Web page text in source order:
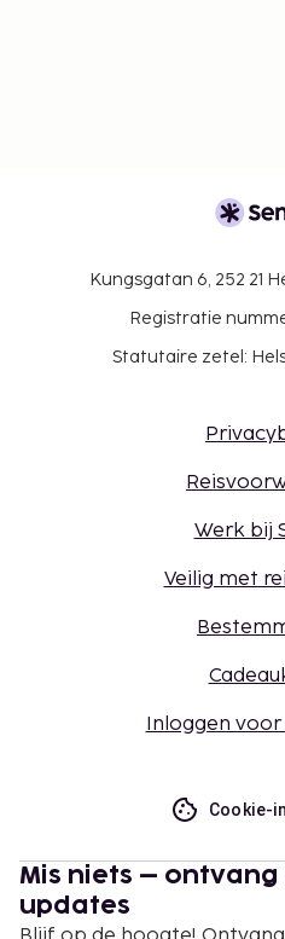
Kungsgatan 6, 252 21
Registratie
Statutaire zetel:
Werk bij
Veilig met
Inloggen voor
Cookie-
Mis niets –
updates